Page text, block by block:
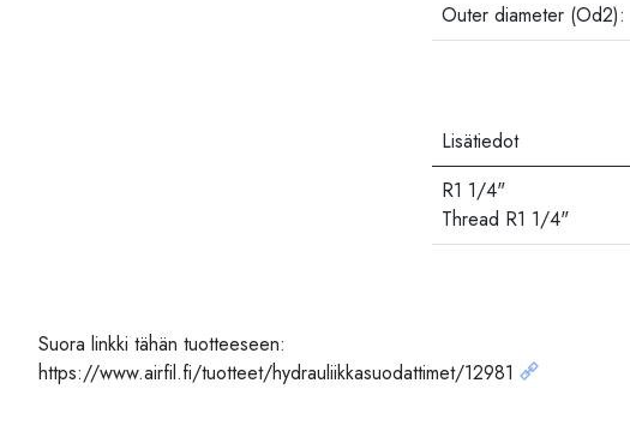
Outer diameter (Od2):
Lisätiedot
R1 1/4"
Thread R1 1/4"
Valmistaja, Konemerkki
Suora linkki tähän tuotteeseen:
https://www.airfil.fi/tuotteet/hydrauliikkasuodattimet/12981